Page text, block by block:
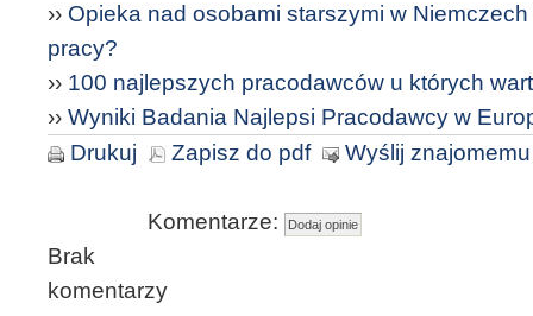
›› Opieka nad osobami starszymi w
pracy?
›› 100 najlepszych pracodawców u których
›› Wyniki Badania Najlepsi Pracodawcy w
Drukuj
Zapisz do pdf Wyślij znajomemu
Komentarze:
Brak
komentarzy